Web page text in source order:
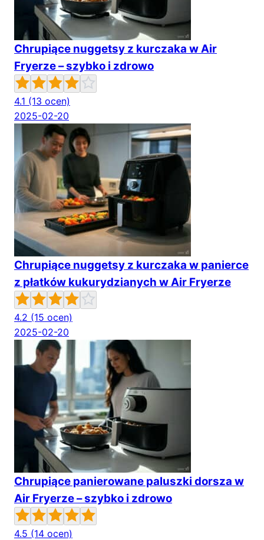
Chrupiące nuggetsy z kurczaka w Air
Fryerze – szybko i zdrowo
4.1 (13 ocen)
2025-02-20
Chrupiące nuggetsy z kurczaka w panierce
z płatków kukurydzianych w Air Fryerze
4.2 (15 ocen)
2025-02-20
Chrupiące panierowane paluszki dorsza w
Air Fryerze – szybko i zdrowo
4.5 (14 ocen)